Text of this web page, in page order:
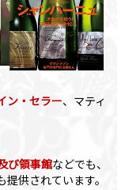
ン・セラー、マティ
び領事館などでも、
供されています。